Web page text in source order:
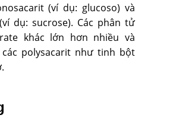
(ví dụ: glucoso) và
dụ: sucrose). Các phân tử
khác lớn hơn nhiều và
polysacarit như tinh bột